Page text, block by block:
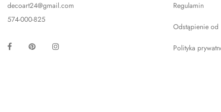
decoart24@gmail.com
574-000-825
Facebook Pinterest
Regulamin
Odstąpienie od
Polityka